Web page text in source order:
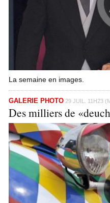
La semaine en images.
GALERIE PHOTO 29 JUIL. 11H23
Des milliers de